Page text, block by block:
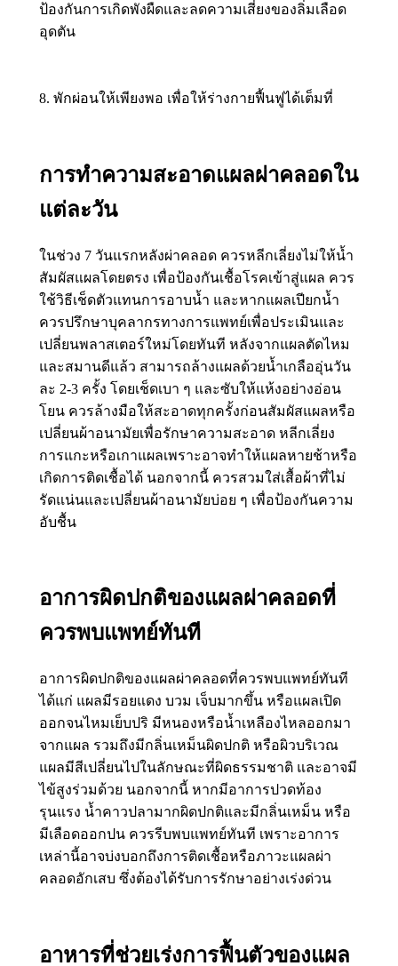
ป้องกันการเกิดพังผืดและลดความเสี่ยงของลิ่มเลือด
อุดตัน
8. พักผ่อนให้เพียงพอ เพื่อให้ร่างกายฟื้นฟูได้เต็มที่
การทำความสะอาดแผลผ่าคลอดใน
แต่ละวัน
ในช่วง 7 วันแรกหลังผ่าคลอด ควรหลีกเลี่ยงไม่ให้น้ำ
สัมผัสแผลโดยตรง เพื่อป้องกันเชื้อโรคเข้าสู่แผล ควร
ใช้วิธีเช็ดตัวแทนการอาบน้ำ และหากแผลเปียกน้ำ
ควรปรึกษาบุคลากรทางการแพทย์เพื่อประเมินและ
เปลี่ยนพลาสเตอร์ใหม่โดยทันที หลังจากแผลตัดไหม
และสมานดีแล้ว สามารถล้างแผลด้วยน้ำเกลืออุ่นวัน
ละ 2-3 ครั้ง โดยเช็ดเบา ๆ และซับให้แห้งอย่างอ่อน
โยน ควรล้างมือให้สะอาดทุกครั้งก่อนสัมผัสแผลหรือ
เปลี่ยนผ้าอนามัยเพื่อรักษาความสะอาด หลีกเลี่ยง
การแกะหรือเกาแผลเพราะอาจทำให้แผลหายช้าหรือ
เกิดการติดเชื้อได้ นอกจากนี้ ควรสวมใส่เสื้อผ้าที่ไม่
รัดแน่นและเปลี่ยนผ้าอนามัยบ่อย ๆ เพื่อป้องกันความ
อับชื้น
อาการผิดปกติของแผลผ่าคลอดที่
ควรพบแพทย์ทันที
อาการผิดปกติของแผลผ่าคลอดที่ควรพบแพทย์ทันที
ได้แก่ แผลมีรอยแดง บวม เจ็บมากขึ้น หรือแผลเปิด
ออกจนไหมเย็บปริ มีหนองหรือน้ำเหลืองไหลออกมา
จากแผล รวมถึงมีกลิ่นเหม็นผิดปกติ หรือผิวบริเวณ
แผลมีสีเปลี่ยนไปในลักษณะที่ผิดธรรมชาติ และอาจมี
ไข้สูงร่วมด้วย นอกจากนี้ หากมีอาการปวดท้อง
รุนแรง น้ำคาวปลามากผิดปกติและมีกลิ่นเหม็น หรือ
มีเลือดออกปน ควรรีบพบแพทย์ทันที เพราะอาการ
เหล่านี้อาจบ่งบอกถึงการติดเชื้อหรือภาวะแผลผ่า
คลอดอักเสบ ซึ่งต้องได้รับการรักษาอย่างเร่งด่วน
อาหารที่ช่วยเร่งการฟื้นตัวของแผล